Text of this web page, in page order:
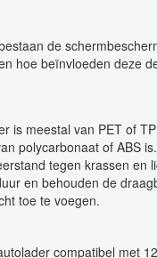
de
hoe beïnvloeden deze
is meestal van PET of
polycarbonaat of ABS
tegen krassen en
en behouden de
toe te voegen.
compatibel met